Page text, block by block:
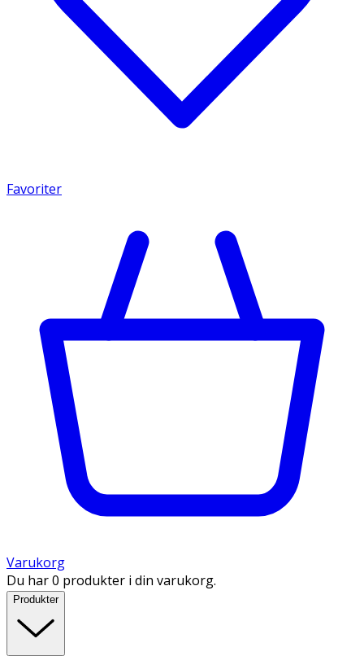
Favoriter
Varukorg
Du har 0 produkter i din varukorg.
Produkter